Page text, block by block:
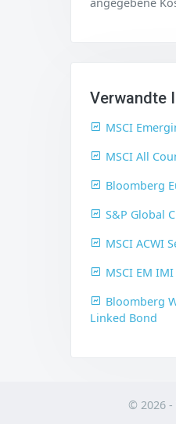
Verwandte
MSCI
MSCI All
Bloomberg
S&P Global
MSCI ACWI
MSCI EM
Bloomberg
Linked Bond
© 2026 -